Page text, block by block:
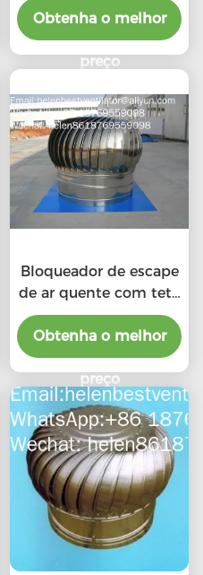
Obtenha o melhor
preço
Bloqueador de escape
de ar quente com teto
de liga de alumínio de
500 mm
Obtenha o melhor
preço